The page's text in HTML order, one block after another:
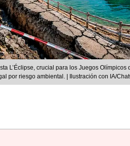
L’Éclipse, crucial para los Juegos
por riesgo ambiental. | Ilustración con IA/